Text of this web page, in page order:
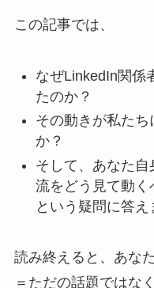
この記事では、
なぜLinkedIn関係
たのか？
その動きが私た
か？
そして、あなた自
流をどう見て動く
という疑問に答え
読み終えると、あな
＝ただの話題ではな